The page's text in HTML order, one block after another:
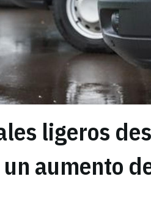
ligeros
aumento